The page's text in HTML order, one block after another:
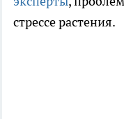
стрессе растения.